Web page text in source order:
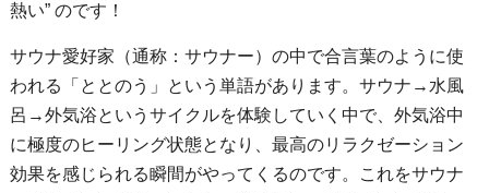
熱い” のです！
サウナ愛好家（通称：サウナー）の中で合言葉のように使
われる「ととのう」という単語があります。サウナ→水風
呂→外気浴というサイクルを体験していく中で、外気浴中
に極度のヒーリング状態となり、最高のリラクゼーション
効果を感じられる瞬間がやってくるのです。これをサウナ